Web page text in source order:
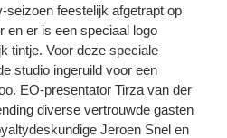
seizoen feestelijk afgetrapt op
en er is een speciaal logo
tintje. Voor deze speciale
studio ingeruild voor een
EO-presentator Tirza van der
diverse vertrouwde gasten
Jeroen Snel en